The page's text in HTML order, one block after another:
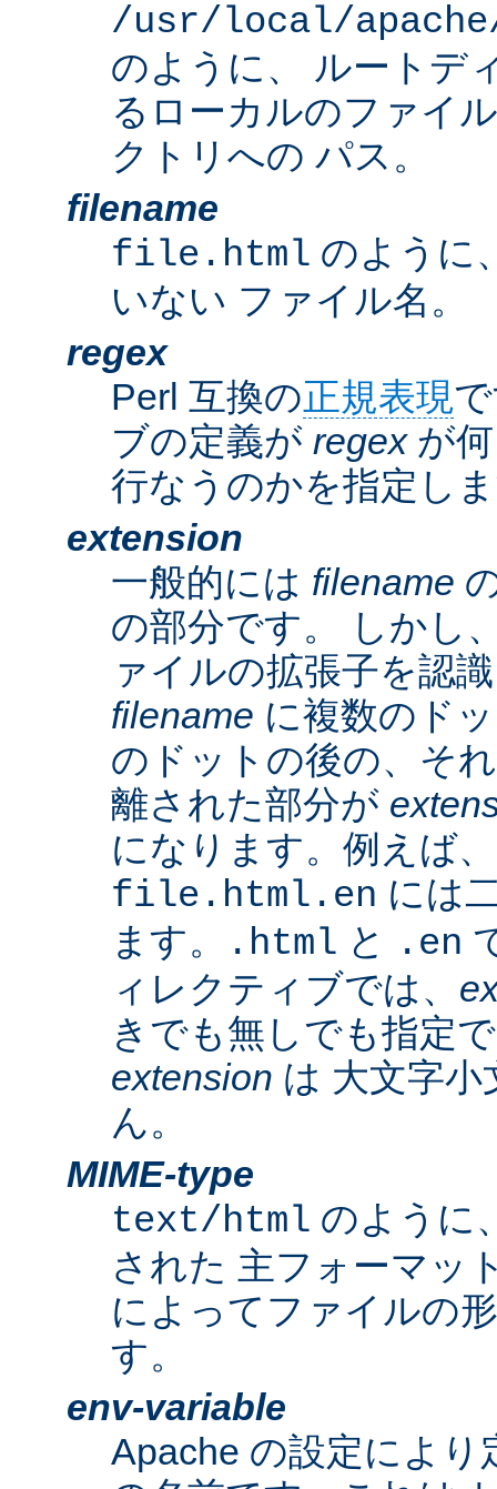
/usr/local/
のように、 ルートデ
るローカルのファイ
クトリへの パス。
filename
file.html のように
いない ファイル名。
regex
Perl 互換の正規表現
ブの定義が regexが何
行なうのかを指定し
extension
一般的には filename
の部分です。 しかし
ァイルの拡張子を認
filename に複数のド
のドットの後の、そ
離された部分が
になります。例えば、
file.html.en には
ます。
.html と .en
ィレクティブでは、
きでも無しでも指定
extension は 大文字
ん。
MIME-type
text/html のように
された 主フォーマッ
によってファイルの
す。
env-variable
Apache の設定によ